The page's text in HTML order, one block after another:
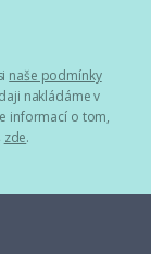
naše podmínky
nakládáme v
informací o tom,
zde.